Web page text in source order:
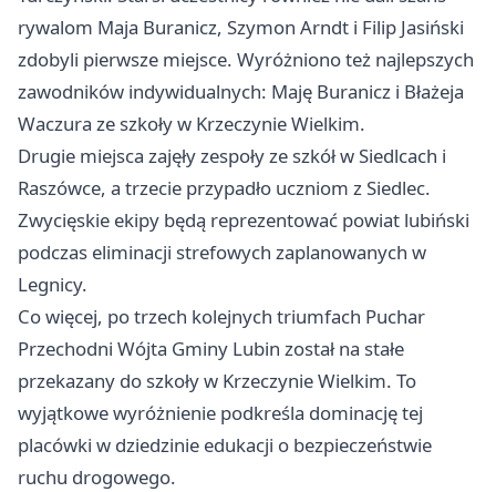
rywalom Maja Buranicz, Szymon Arndt i Filip Jasiński
zdobyli pierwsze miejsce. Wyróżniono też najlepszych
zawodników indywidualnych: Maję Buranicz i Błażeja
Waczura ze szkoły w Krzeczynie Wielkim.
Drugie miejsca zajęły zespoły ze szkół w Siedlcach i
Raszówce, a trzecie przypadło uczniom z Siedlec.
Zwycięskie ekipy będą reprezentować powiat lubiński
podczas eliminacji strefowych zaplanowanych w
Legnicy.
Co więcej, po trzech kolejnych triumfach Puchar
Przechodni Wójta Gminy Lubin został na stałe
przekazany do szkoły w Krzeczynie Wielkim. To
wyjątkowe wyróżnienie podkreśla dominację tej
placówki w dziedzinie edukacji o bezpieczeństwie
ruchu drogowego.